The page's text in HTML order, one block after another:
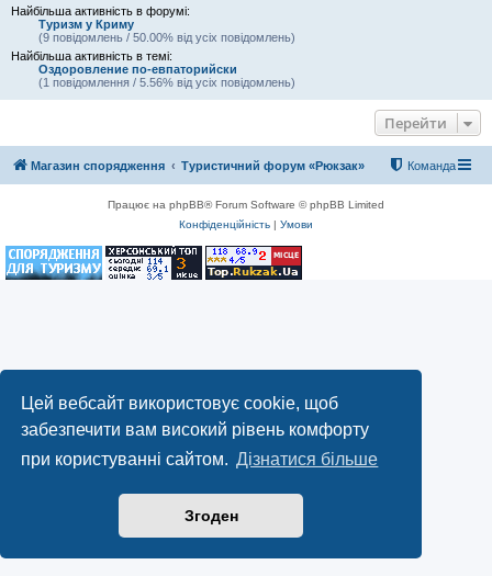
Цей вебсайт використовує cookie, щоб
забезпечити вам високий рівень комфорту
при користуванні сайтом. Дізнатися більше
Згоден
Найбільша активність в форумі:
Туризм у Криму
(9 повідомлень / 50.00% від усіх повідомлень)
Найбільша активність в темі:
Оздоровление по-евпаторийски
(1 повідомлення / 5.56% від усіх повідомлень)
Перейти
Магазин спорядження Туристичний форум «Рюкзак» Команда
Працює на phpBB® Forum Software © phpBB Limited
Конфіденційність | Умови